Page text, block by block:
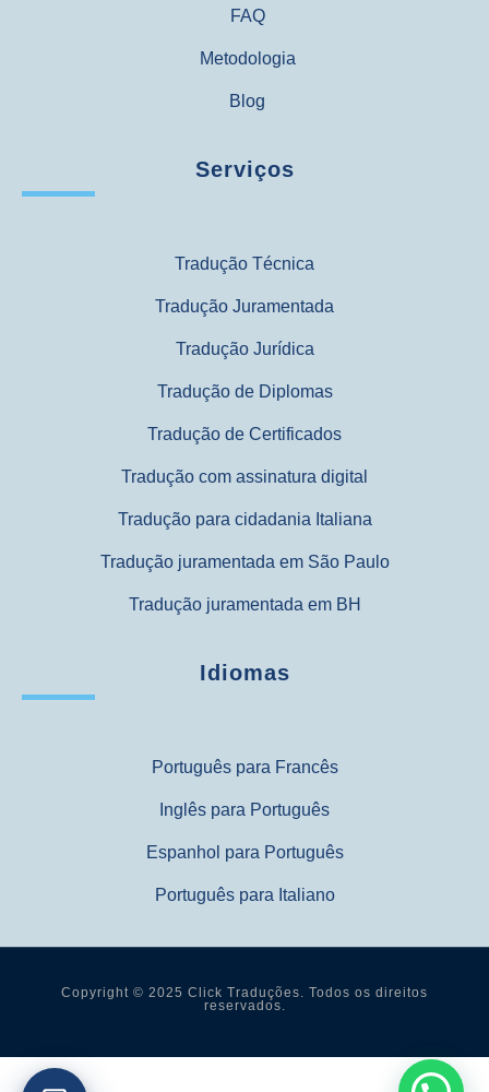
FAQ
Metodologia
Blog
Serviços
Tradução Técnica
Tradução Juramentada
Tradução Jurídica
Tradução de Diplomas
Tradução de Certificados
Tradução com assinatura digital
Tradução para cidadania Italiana
Tradução juramentada em São Paulo
Tradução juramentada em BH
Idiomas
Português para Francês
Inglês para Português
Espanhol para Português
Português para Italiano
Copyright © 2025 Click Traduções. Todos os direitos
reservados.